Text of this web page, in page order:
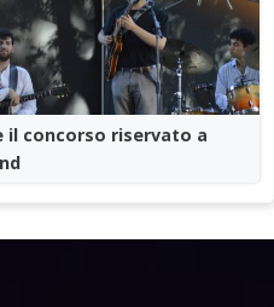
il concorso riservato a